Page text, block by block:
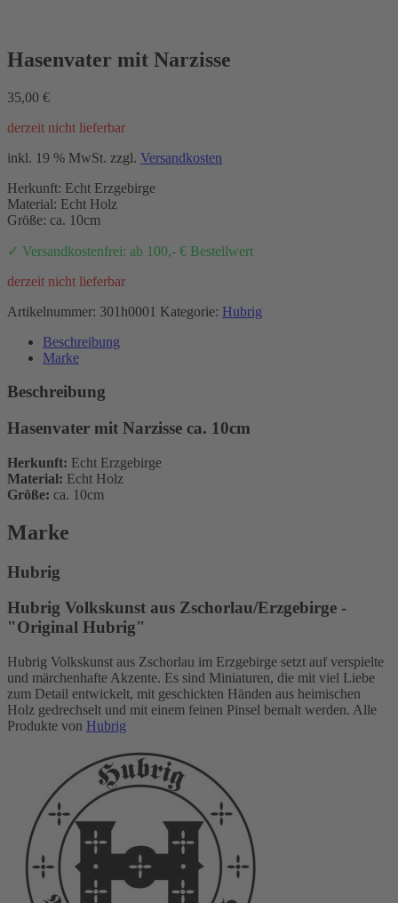
Hasenvater mit Narzisse
35,00 €
derzeit nicht lieferbar
inkl. 19 % MwSt. zzgl. Versandkosten
Herkunft: Echt Erzgebirge
Material: Echt Holz
Größe: ca. 10cm
✓ Versandkostenfrei: ab 100,- € Bestellwert
derzeit nicht lieferbar
Artikelnummer: 301h0001 Kategorie: Hubrig
Beschreibung
Marke
Beschreibung
Hasenvater mit Narzisse ca. 10cm
Herkunft: Echt Erzgebirge
Material: Echt Holz
Größe: ca. 10cm
Marke
Hubrig
Hubrig Volkskunst aus Zschorlau/Erzgebirge -
"Original Hubrig"
Hubrig Volkskunst aus Zschorlau im Erzgebirge setzt auf verspielte
und märchenhafte Akzente. Es sind Miniaturen, die mit viel Liebe
zum Detail entwickelt, mit geschickten Händen aus heimischen
Holz gedrechselt und mit einem feinen Pinsel bemalt werden. Alle
Produkte von Hubrig